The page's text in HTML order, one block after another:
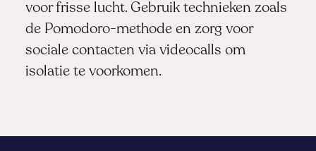
voor frisse lucht. Gebruik technieken zoals
de Pomodoro-methode en zorg voor
sociale contacten via videocalls om
isolatie te voorkomen.